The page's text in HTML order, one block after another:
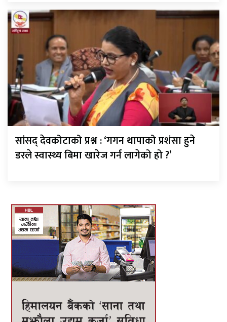
सांसद् देवकोटाको प्रश्न : ‘गगन थापाको प्रशंसा हुने
डरले स्वास्थ्य बिमा खारेज गर्न लागेको हो ?’